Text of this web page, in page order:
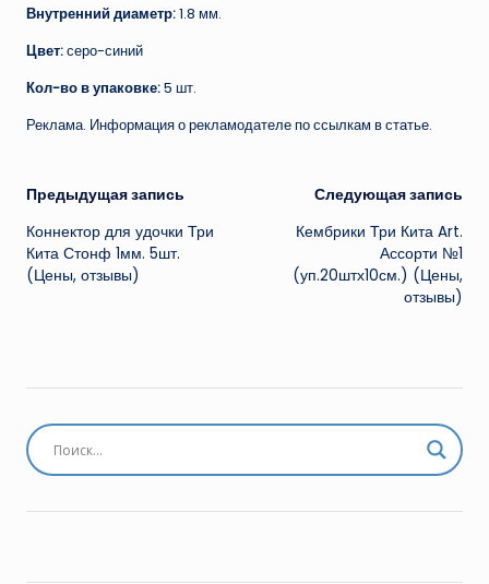
Внутренний диаметр:1.8 мм.
Цвет:серо-синий
Кол-во в упаковке:5 шт.
Реклама. Информация о рекламодателе по ссылкам в статье.
Навигация
записи
Предыдущая запись
Коннектор для удочки Три
Кита Стонф 1мм. 5шт.
(Цены, отзывы)
Следующая запись
Кембрики Три Кита Art.
Ассорти №1
(уп.20штх10см.) (Цены,
отзывы)